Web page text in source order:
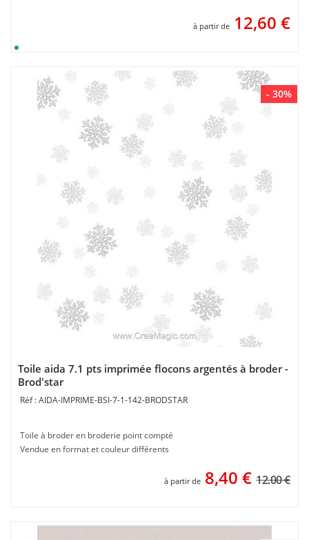
à partir de 12,60 €
- 30%
Toile aida 7.1 pts imprimée flocons argentés à broder -
Brod'star
AIDA-IMPRIME-BSI-7-1-142-BRODSTAR
Toile à broder en broderie point compté
Vendue en format et couleur différents
à partir de 8,40 € 12.00 €